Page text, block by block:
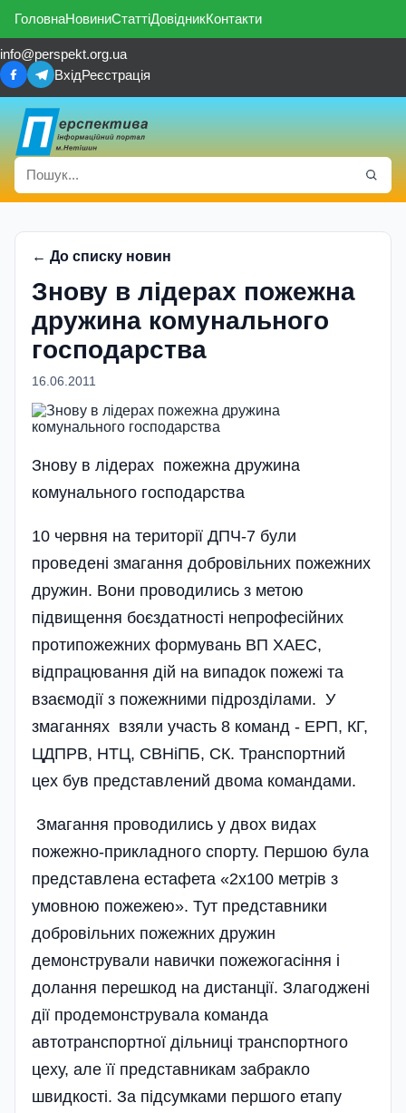
ГоловнаНовиниСтаттіДовідникКонтакти
info@perspekt.org.ua
ВхідРеєстрація
← До списку новин
Знову в лiдерах пожежна
дружина комунального
господарства
16.06.2011
Знову в лiдерах пожежна дружина
комунального господарства
10 червня на території ДПЧ-7 були
проведені змагання добровільних пожежних
дружин. Вони проводились з метою
підвищення боєздатності непрофесійних
протипожежних формувань ВП ХАЕС,
відпрацювання дій на випадок пожежі та
взаємодії з пожежними підрозділами. У
змаганнях взяли участь 8 команд - ЕРП, КГ,
ЦДПРВ, НТЦ, СВНіПБ, СК. Транспортний
цех був представлений двома командами.
Змагання проводились у двох видах
пожежно-прикладного спорту. Першою була
представлена естафета «2х100 метрів з
умовною пожежею». Тут представники
добровільних пожежних дружин
демонстрували навички пожежогасіння і
долання перешкод на дистанції. Злагоджені
дії продемонструвала команда
автотранспортної дільниці транспортного
цеху, але її представникам забракло
швидкості. За підсумками першого етапу